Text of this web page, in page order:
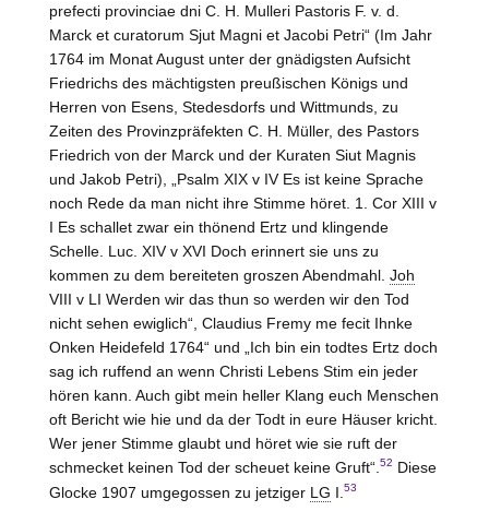
prefecti provinciae dni C. H. Mulleri Pastoris F. v. d.
Marck et curatorum Sjut Magni et Jacobi Petri“ (Im Jahr
1764 im Monat August unter der gnädigsten Aufsicht
Friedrichs des mächtigsten preußischen Königs und
Herren von Esens, Stedesdorfs und Wittmunds, zu
Zeiten des Provinzpräfekten C. H. Müller, des Pastors
Friedrich von der Marckund der Kuraten Siut Magnis
und Jakob Petri), „Psalm XIX v IV Es ist keine Sprache
noch Rede da man nicht ihre Stimme höret. 1. Cor XIII v
I Es schallet zwar ein thönend Ertz und klingende
Schelle. Luc. XIV v XVI Doch erinnert sie uns zu
kommen zu dem bereiteten groszen Abendmahl. Joh
VIII v LI Werden wir das thun so werden wir den Tod
nicht sehen ewiglich“, Claudius Fremy me fecit Ihnke
Onken Heidefeld 1764“ und „Ich bin ein todtes Ertz doch
sag ich ruffend an wenn Christi Lebens Stim ein jeder
hören kann. Auch gibt mein heller Klang euch Menschen
oft Bericht wie hie und da der Todt in eure Häuser kricht.
Wer jener Stimme glaubt und höret wie sie ruft der
schmecket keinen Tod der scheuet keine Gruft“. 52 Diese
Glocke 1907 umgegossen zu jetziger LG I. 53